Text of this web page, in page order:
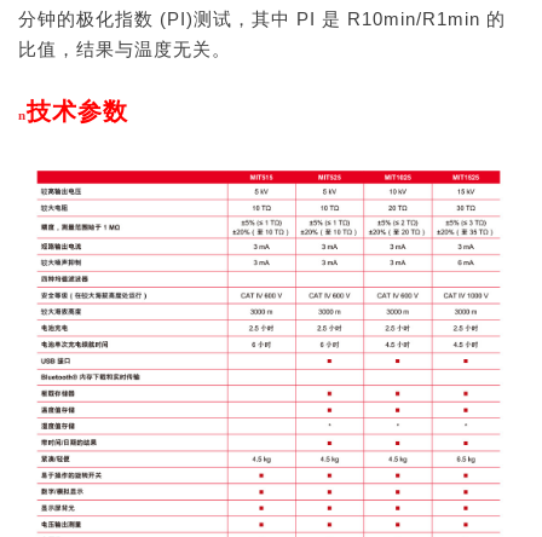
分钟的极化指数 (PI)测试，其中 PI 是 R10min/R1min 的
比值，结果与温度无关。
n技术参数